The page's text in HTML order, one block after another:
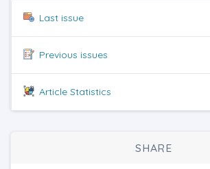
Last issue
Previous issues
Article Statistics
SHARE